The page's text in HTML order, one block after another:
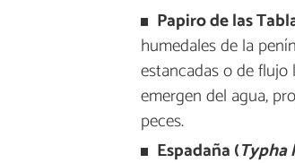
Papiro de las
humedales de la
estancadas o de
emergen del agua,
peces.
Espadaña (